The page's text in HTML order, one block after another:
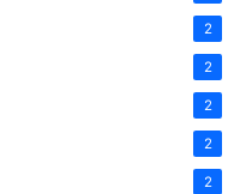
2
2
2
2
2